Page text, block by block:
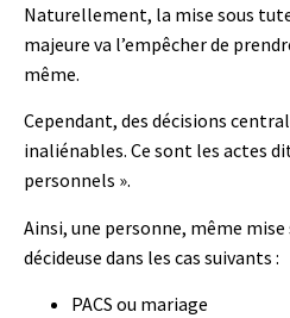
Naturellement, la mise sous
majeure va l’empêcher de
même.
Cependant, des décisions
inaliénables. Ce sont les actes
personnels ».
Ainsi, une personne, même
décideuse dans les cas suivants :
PACS ou mariage